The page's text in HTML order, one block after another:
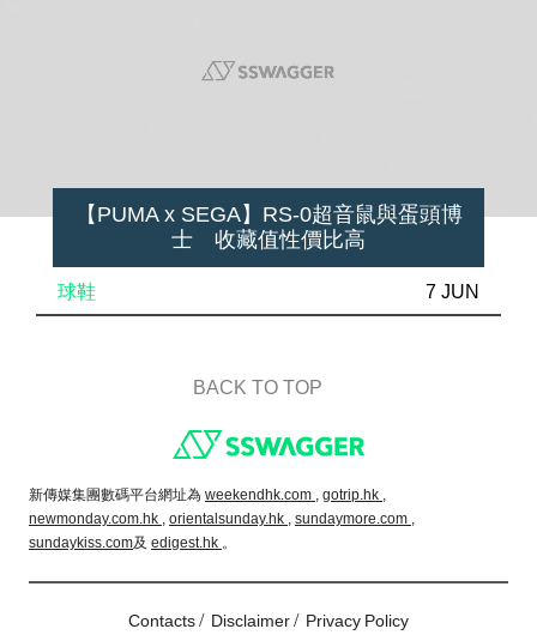
【PUMA x SEGA】RS-0超音鼠與蛋頭博
士 收藏值性價比高
球鞋 7 JUN
BACK TO TOP
新傳媒集團數碼平台網址為 weekendhk.com ,
gotrip.hk ,
newmonday.com.hk ,
orientalsunday.hk ,
sundaymore.com ,
sundaykiss.com及 edigest.hk 。
Contacts/ Disclaimer/ Privacy Policy